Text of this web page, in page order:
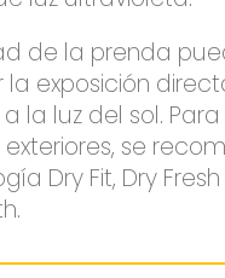
de la prenda
exposición
la luz del sol.
se
Dry Fit, Dry